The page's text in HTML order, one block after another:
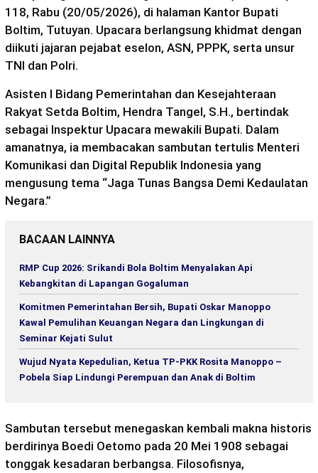
118, Rabu (20/05/2026), di halaman Kantor Bupati
Boltim, Tutuyan. Upacara berlangsung khidmat dengan
diikuti jajaran pejabat eselon, ASN, PPPK, serta unsur
TNI dan Polri.
Asisten I Bidang Pemerintahan dan Kesejahteraan
Rakyat Setda Boltim, Hendra Tangel, S.H., bertindak
sebagai Inspektur Upacara mewakili Bupati. Dalam
amanatnya, ia membacakan sambutan tertulis Menteri
Komunikasi dan Digital Republik Indonesia yang
mengusung tema “Jaga Tunas Bangsa Demi Kedaulatan
Negara.”
BACAAN LAINNYA
RMP Cup 2026: Srikandi Bola Boltim Menyalakan Api
Kebangkitan di Lapangan Gogaluman
Komitmen Pemerintahan Bersih, Bupati Oskar Manoppo
Kawal Pemulihan Keuangan Negara dan Lingkungan di
Seminar Kejati Sulut
Wujud Nyata Kepedulian, Ketua TP-PKK Rosita Manoppo –
Pobela Siap Lindungi Perempuan dan Anak di Boltim
Sambutan tersebut menegaskan kembali makna historis
berdirinya Boedi Oetomo pada 20 Mei 1908 sebagai
tonggak kesadaran berbangsa. Filosofisnya,